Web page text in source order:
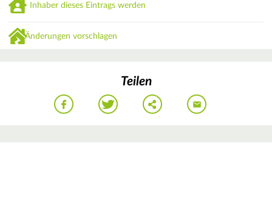
Inhaber dieses Eintrags werden
Änderungen vorschlagen
Teilen